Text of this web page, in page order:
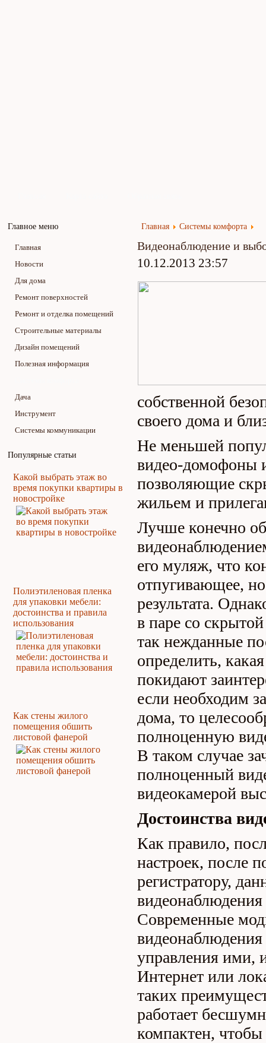
Главное меню
Главная
Новости
Для дома
Ремонт поверхностей
Ремонт и отделка помещений
Строительные материалы
Дизайн помещений
Полезная информация
Дача
Инструмент
Системы коммуникации
Популярные статьи
Какой выбрать этаж во
время покупки квартиры в
новостройке
Полиэтиленовая пленка
для упаковки мебели:
достоинства и правила
использования
Как стены жилого
помещения обшить
листовой фанерой
Главная Системы комфорта
Видеонаблюдение и
10.12.2013 23:57
собственной
своего дома и
Не меньшей
видео-домофоны
позволяющие
жильем и
Лучше конечно
его муляж, что
отпугивающее,
результата.
в паре со
так нежданные
определить,
покидают
если необходим
дома, то
полноценную
В таком случае
полноценный
видеокамерой
Достоинства
Как правило,
настроек, после
регистратору,
видеонаблюдения
Современные
управления ими,
Интернет или
таких
работает
компактен, чтобы